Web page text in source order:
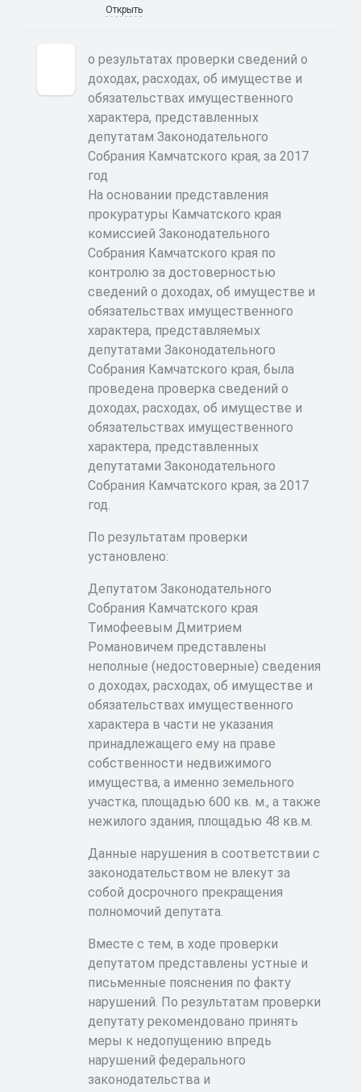
Открыть
о результатах проверки сведений о
доходах, расходах, об имуществе и
обязательствах имущественного
характера, представленных
депутатам Законодательного
Собрания Камчатского края, за 2017
год
На основании представления
прокуратуры Камчатского края
комиссией Законодательного
Собрания Камчатского края по
контролю за достоверностью
сведений о доходах, об имуществе и
обязательствах имущественного
характера, представляемых
депутатами Законодательного
Собрания Камчатского края, была
проведена проверка сведений о
доходах, расходах, об имуществе и
обязательствах имущественного
характера, представленных
депутатами Законодательного
Собрания Камчатского края, за 2017
год.
По результатам проверки
установлено:
Депутатом Законодательного
Собрания Камчатского края
Тимофеевым Дмитрием
Романовичем представлены
неполные (недостоверные) сведения
о доходах, расходах, об имуществе и
обязательствах имущественного
характера в части не указания
принадлежащего ему на праве
собственности недвижимого
имущества, а именно земельного
участка, площадью 600 кв. м., а также
нежилого здания, площадью 48 кв.м.
Данные нарушения в соответствии с
законодательством не влекут за
собой досрочного прекращения
полномочий депутата.
Вместе с тем, в ходе проверки
депутатом представлены устные и
письменные пояснения по факту
нарушений. По результатам проверки
депутату рекомендовано принять
меры к недопущению впредь
нарушений федерального
законодательства и